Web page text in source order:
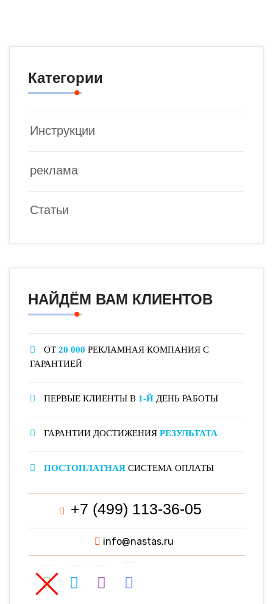
Категории
Инструкции
реклама
Статьи
НАЙДЁМ ВАМ КЛИЕНТОВ
ОТ 20 000 РЕКЛАМНАЯ КОМПАНИЯ С
ГАРАНТИЕЙ
ПЕРВЫЕ КЛИЕНТЫ В 1-Й ДЕНЬ РАБОТЫ
ГАРАНТИИ ДОСТИЖЕНИЯ РЕЗУЛЬТАТА
ПОСТОПЛАТНАЯ СИСТЕМА ОПЛАТЫ
+7 (499) 113-36-05
info@nastas.ru